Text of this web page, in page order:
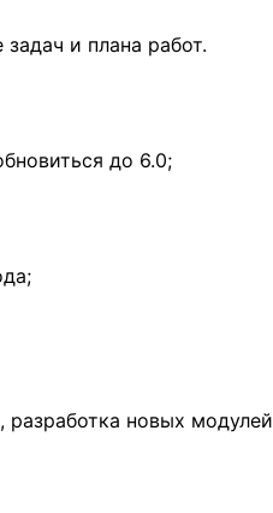
и плана работ.
до 6.0;
новых